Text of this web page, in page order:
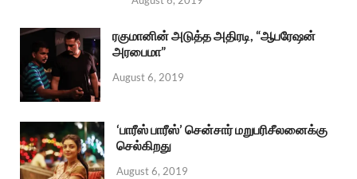
ரகுமானின் அடுத்த அதிரடி, “ஆபரேஷன்
அரபைமா”
August 6, 2019
‘பாரீஸ் பாரீஸ்’ சென்சார் மறுபரிசீலனைக்கு
செல்கிறது
August 6, 2019